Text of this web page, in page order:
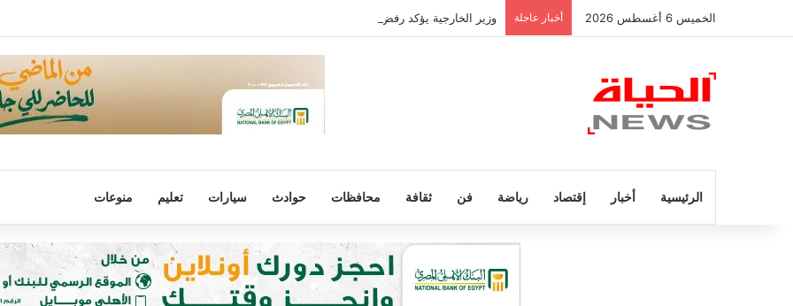
الخميس 6 أغسطس 2026 أخبار عاجلة وزير الخارجية يؤكد رفض مصر لتهجير الفلسطينيين أو المساس بالوضع فى القدس
الرئيسية أخبار إقتصاد رياضة فن ثقافة محافظات حوادث سيارات تعليم منوعات